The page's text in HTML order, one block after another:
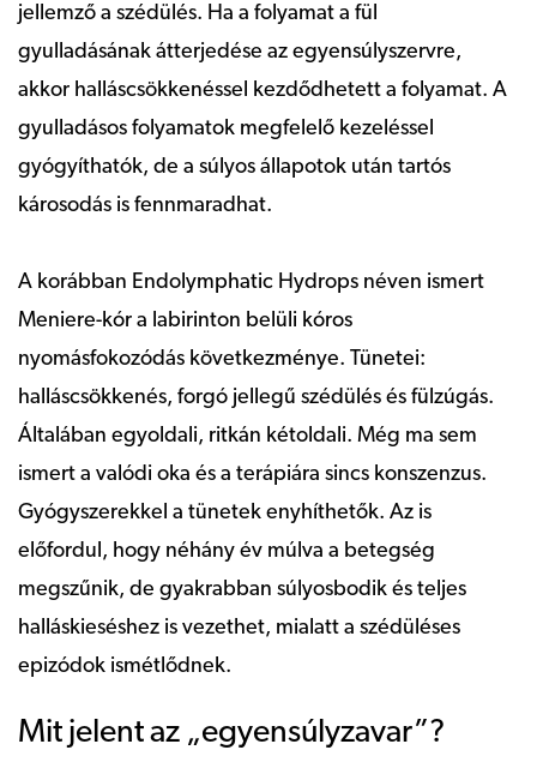
jellemző a szédülés. Ha a folyamat a fül
gyulladásának átterjedése az egyensúlyszervre,
akkor halláscsökkenéssel kezdődhetett a folyamat. A
gyulladásos folyamatok megfelelő kezeléssel
gyógyíthatók, de a súlyos állapotok után tartós
károsodás is fennmaradhat.
A korábban Endolymphatic Hydrops néven ismert
Meniere-kór a labirinton belüli kóros
nyomásfokozódás következménye. Tünetei:
halláscsökkenés, forgó jellegű szédülés és fülzúgás.
Általában egyoldali, ritkán kétoldali. Még ma sem
ismert a valódi oka és a terápiára sincs konszenzus.
Gyógyszerekkel a tünetek enyhíthetők. Az is
előfordul, hogy néhány év múlva a betegség
megszűnik, de gyakrabban súlyosbodik és teljes
halláskieséshez is vezethet, mialatt a szédüléses
epizódok ismétlődnek.
Mit jelent az „egyensúlyzavar”?